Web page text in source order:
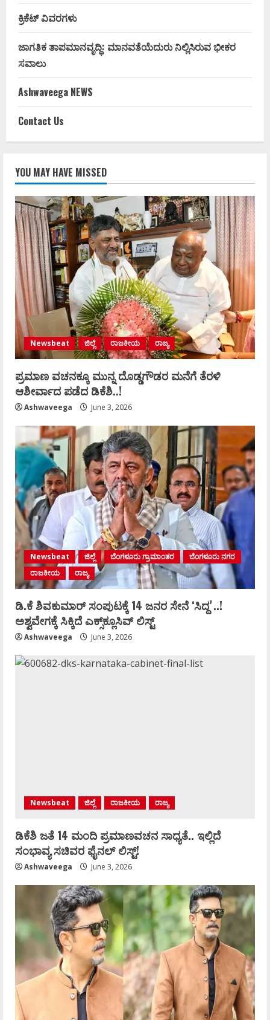
ಕ್ರಿಕೆಟ್ ವಿವರಗಳು
ಜಾಗತಿಕ ತಾಪಮಾನವೃದ್ಧಿ: ಮಾನವತೆಯೆದುರು ನಿಲ್ಲಿಸಿರುವ ಭೀಕರ
ಸವಾಲು
Ashwaveega NEWS
Contact Us
YOU MAY HAVE MISSED
Newsbeat ಜಿಲ್ಲೆ ರಾಜಕೀಯ ರಾಜ್ಯ
ಪ್ರಮಾಣ ವಚನಕ್ಕೂ ಮುನ್ನ ದೊಡ್ಡಗೌಡರ ಮನೆಗೆ ತೆರಳಿ
ಆಶೀರ್ವಾದ ಪಡೆದ ಡಿಕೆಶಿ..!
Ashwaveega June 3, 2026
Newsbeat ಜಿಲ್ಲೆ ಬೆಂಗಳೂರು ಗ್ರಾಮಾಂತರ
ಬೆಂಗಳೂರು ನಗರ
ರಾಜಕೀಯ
ರಾಜ್ಯ
ಡಿ.ಕೆ ಶಿವಕುಮಾರ್‌ ಸಂಪುಟಕ್ಕೆ 14 ಜನರ ಸೇನೆ ʻಸಿದ್ದʼ..!
ಅಶ್ವವೇಗಕ್ಕೆ ಸಿಕ್ಕಿದೆ ಎಕ್ಸ್‌ಕ್ಲೂಸಿವ್‌ ಲಿಸ್ಟ್‌
Ashwaveega June 3, 2026
Newsbeat ಜಿಲ್ಲೆ ರಾಜಕೀಯ ರಾಜ್ಯ
ಡಿಕೆಶಿ ಜತೆ 14 ಮಂದಿ ಪ್ರಮಾಣವಚನ ಸಾಧ್ಯತೆ.. ಇಲ್ಲಿದೆ
ಸಂಭಾವ್ಯ ಸಚಿವರ ಫೈನಲ್ ಲಿಸ್ಟ್‌!
Ashwaveega June 3, 2026